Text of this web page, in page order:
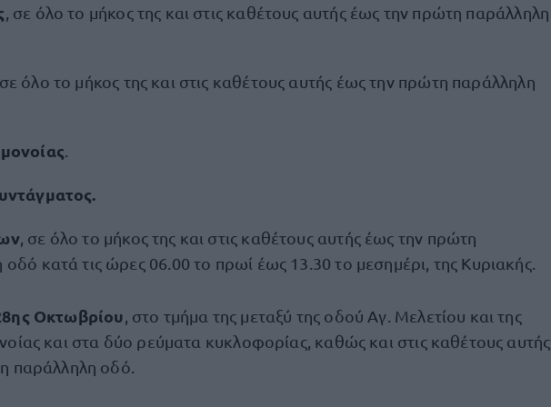
, σε όλο το μήκος της και στις καθέτους αυτής έως την πρώτη παράλληλη
, σε όλο το μήκος της και στις καθέτους αυτής έως την πρώτη παράλληλη
, σε όλο το μήκος της και στις καθέτους αυτής έως την πρώτη
κατά τις ώρες 06.00 το πρωί έως 13.30 το μεσημέρι, της Κυριακής.
Οκτωβρίου , στο τμήμα της μεταξύ της οδού Αγ. Μελετίου και της
και στα δύο ρεύματα κυκλοφορίας, καθώς και στις καθέτους αυτής
παράλληλη οδό.